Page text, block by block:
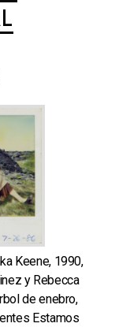
Keene, 1990,
y Rebecca
de enebro,
Estamos